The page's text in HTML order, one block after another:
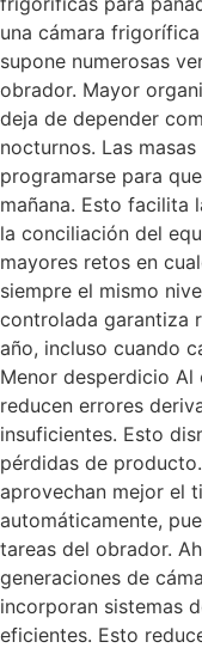
una cámara
supone numerosas
obrador. Mayor
deja de depender
nocturnos. Las
programarse para
mañana. Esto facilita
la conciliación del
mayores retos en
siempre el mismo
controlada garantiza
año, incluso cuando
Menor desperdicio
reducen errores
insuficientes. Esto
pérdidas de
aprovechan mejor el
automáticamente,
tareas del obrador.
generaciones de
incorporan sistemas
eficientes. Esto